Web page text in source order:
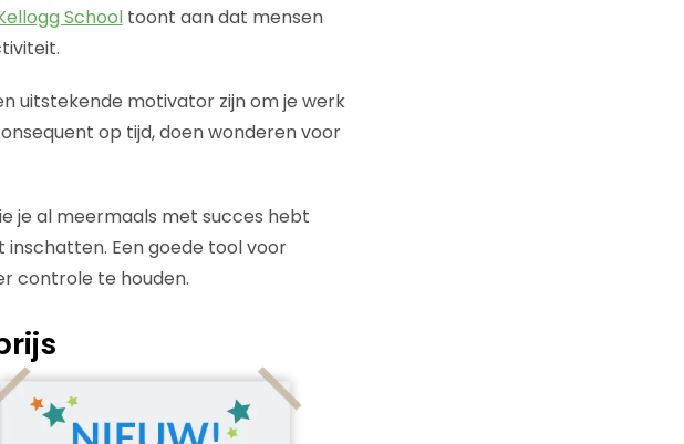
Schooltoont aan dat mensen
uitstekende motivator zijn om je werk
op tijd, doen wonderen voor
je al meermaals met succes hebt
Een goede tool voor
controle te houden.